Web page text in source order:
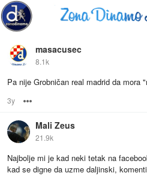
masacusec
8.1k
Pa nije Grobničan real madrid da mora
3y
Mali Zeus
21.9k
Najbolje mi je kad neki tetak na
kad se digne da uzme daljinski,